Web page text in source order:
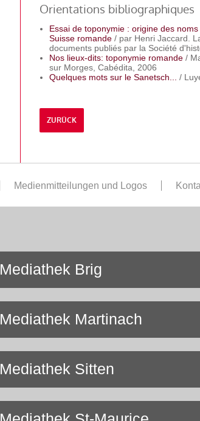
Orientations bibliographiques
Essai de toponymie : origine des
Suisse romande/ par Henri Jaccard.
documents publiés par la Société
Nos lieux-dits: toponymie romande/
sur Morges, Cabédita, 2006
Quelques mots sur le Sanetsch...
/
ZURÜCK
Medienmitteilungen und Logos
Mediathek Brig
Mediathek Martinach
Mediathek Sitten